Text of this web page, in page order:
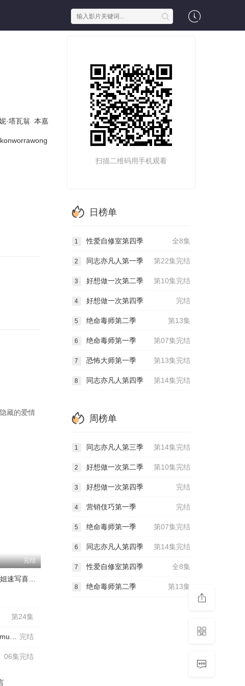
·塔瓦翁 本嘉
藏的爱情
完结
黑人小姐速写喜剧第二季
第24集
完结
06集完结
扫描二维码用手机观看
日榜单
全8集
1 性爱自修室第四季
第22集完结
2 同志亦凡人第一季
第10集完结
3 好想做一次第二季
完结
4 好想做一次第四季
第13集
5 绝命毒师第二季
第07集完结
6 绝命毒师第一季
第13集完结
7 恐怖大师第一季
第14集完结
8 同志亦凡人第四季
周榜单
第14集完结
1 同志亦凡人第三季
第10集完结
2 好想做一次第二季
完结
3 好想做一次第四季
完结
4 营销伎巧第一季
第07集完结
5 绝命毒师第一季
第14集完结
6 同志亦凡人第四季
全8集
7 性爱自修室第四季
第13集
8 绝命毒师第二季